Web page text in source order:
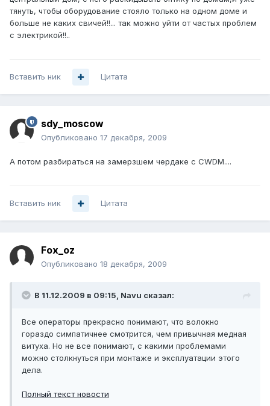
тянуть, чтобы оборудование стояло только на одном доме и
больше не каких свичей!!... так можно уйти от частых проблем
с электрикой!!..
Вставить ник Цитата
sdy_moscow
Опубликовано 17 декабря, 2009
А потом разбираться на замерзшем чердаке с CWDM....
Вставить ник Цитата
Fox_oz
Опубликовано 18 декабря, 2009
В 11.12.2009 в 09:15, Navu сказал:
Все операторы прекрасно понимают, что волокно
гораздо симпатичнее смотрится, чем привычная медная
витуха. Но не все понимают, с какими проблемами
можно столкнуться при монтаже и эксплуатации этого
дела.
Полный текст новости